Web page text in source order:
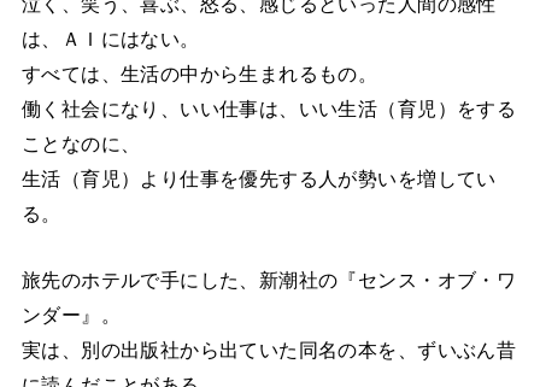
は、ＡＩにはない。
すべては、生活の中から生まれるもの。
働く社会になり、いい仕事は、いい生活（育児）をする
ことなのに、
生活（育児）より仕事を優先する人が勢いを増してい
る。
旅先のホテルで手にした、新潮社の『センス・オブ・ワ
ンダー』。
実は、別の出版社から出ていた同名の本を、ずいぶん昔